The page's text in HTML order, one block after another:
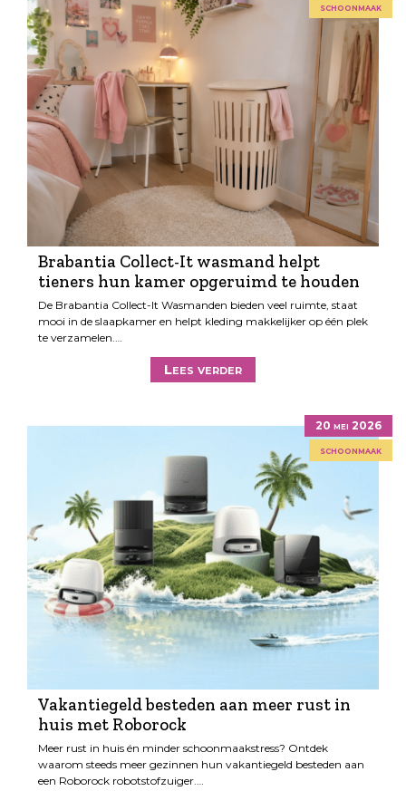
schoonmaak
Brabantia Collect-It wasmand helpt
tieners hun kamer opgeruimd te houden
De Brabantia Collect-It Wasmanden bieden veel ruimte, staat
mooi in de slaapkamer en helpt kleding makkelijker op één plek
te verzamelen.…
Lees verder
20 mei 2026
schoonmaak
Vakantiegeld besteden aan meer rust in
huis met Roborock
Meer rust in huis én minder schoonmaakstress? Ontdek
waarom steeds meer gezinnen hun vakantiegeld besteden aan
een Roborock robotstofzuiger.…